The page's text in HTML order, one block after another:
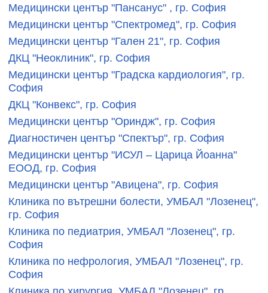
Медицински център "Пансанус" , гр. София
Медицински център "Спектромед", гр. София
Медицински център "Гален 21", гр. София
ДКЦ "Неоклиник", гр. София
Медицински център "Градска кардиология", гр.
София
ДКЦ "Конвекс", гр. София
Медицински център "Ориндж", гр. София
Диагностичен център "Спектър", гр. София
Медицински център "ИСУЛ – Царица Йоанна"
ЕООД, гр. София
Mедицински център "Авицена", гр. София
Клиника по вътрешни болести, УМБАЛ "Лозенец",
гр. София
Клиника по педиатрия, УМБАЛ "Лозенец", гр.
София
Клиника по нефрология, УМБАЛ "Лозенец", гр.
София